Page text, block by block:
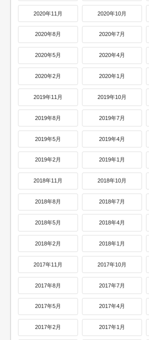
2020年11月 2020年10月
2020年8月 2020年7月
2020年5月 2020年4月
2020年2月 2020年1月
2019年11月 2019年10月
2019年8月 2019年7月
2019年5月 2019年4月
2019年2月 2019年1月
2018年11月 2018年10月
2018年8月 2018年7月
2018年5月 2018年4月
2018年2月 2018年1月
2017年11月 2017年10月
2017年8月 2017年7月
2017年5月 2017年4月
2017年2月 2017年1月